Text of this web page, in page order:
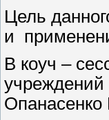
Цель
и
В коуч –